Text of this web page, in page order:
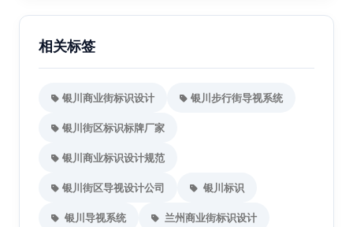
相关标签
银川商业街标识设计 银川步行街导视系统
银川街区标识标牌厂家
银川商业标识设计规范
银川街区导视设计公司 银川标识
银川导视系统 兰州商业街标识设计